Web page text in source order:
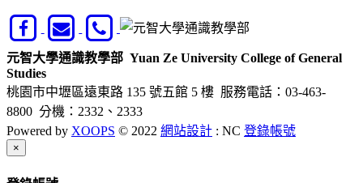
元智大學通識教學部 Yuan Ze University College of General
Studies
桃園市中壢區遠東路 135 號五館 5 樓 服務電話：03-463-
8800 分機：2332、2333
Powered by XOOPS © 2022 網站設計 : NC 登錄帳號
×